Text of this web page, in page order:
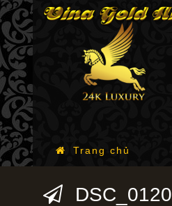
Trang chủ
DSC_0120